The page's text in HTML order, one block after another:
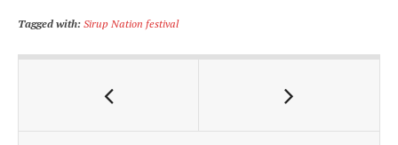
Tagged with:Sirup Nation festival